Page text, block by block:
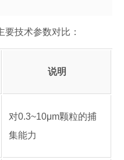
要技术参数对比：
说明
对0.3~10μm颗粒的捕
集能力